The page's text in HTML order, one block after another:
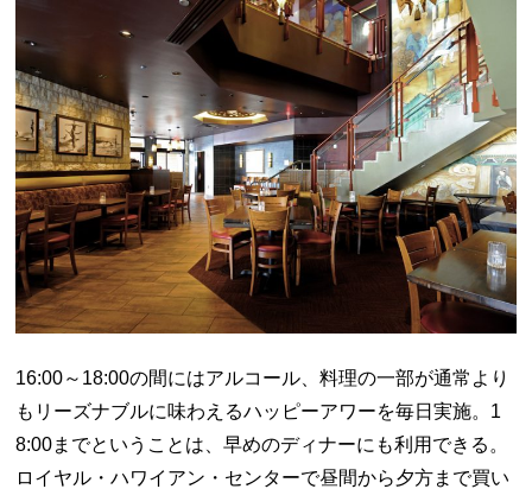
16:00～18:00の間にはアルコール、料理の一部が通常より
もリーズナブルに味わえるハッピーアワーを毎日実施。1
8:00までということは、早めのディナーにも利用できる。
ロイヤル・ハワイアン・センターで昼間から夕方まで買い